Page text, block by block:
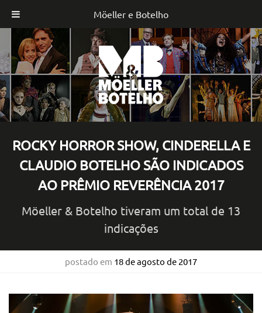
Möeller e Botelho
Skip
to
content
ROCKY HORROR SHOW, CINDERELLA E
CLAUDIO BOTELHO SÃO INDICADOS
AO PRÊMIO REVERÊNCIA 2017
Möeller & Botelho tiveram um total de 13
indicações
postado em 18 de agosto de 2017